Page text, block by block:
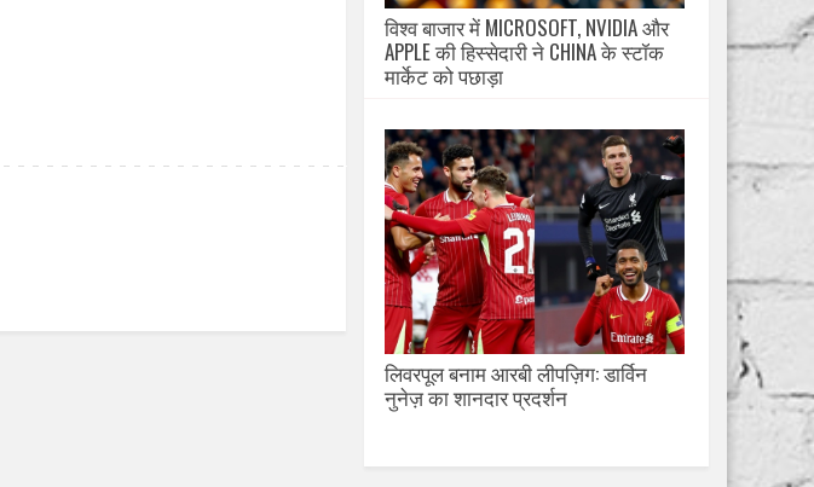
विश्व बाजार में MICROSOFT, NVIDIA और
APPLE की हिस्सेदारी ने CHINA के स्टॉक
मार्केट को पछाड़ा
लिवरपूल बनाम आरबी लीपज़िग: डार्विन
नुनेज़ का शानदार प्रदर्शन